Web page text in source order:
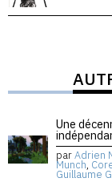
Une
parAdrien
Munch,
Guillaume